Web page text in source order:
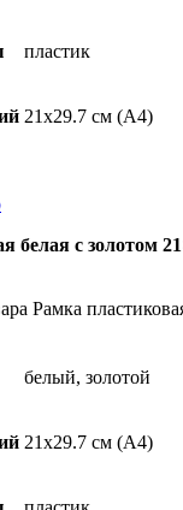
пластик
21х29.7 см (А4)
белая с золотом
Рамка
белый, золотой
21х29.7 см (А4)